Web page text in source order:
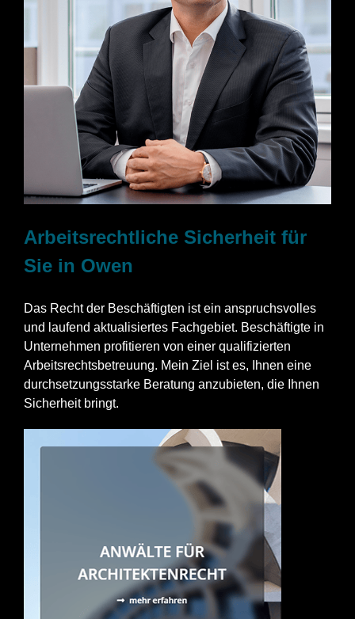
Arbeitsrechtliche Sicherheit für
Sie in Owen
Das Recht der Beschäftigten ist ein anspruchsvolles
und laufend aktualisiertes Fachgebiet. Beschäftigte in
Unternehmen profitieren von einer qualifizierten
Arbeitsrechtsbetreuung. Mein Ziel ist es, Ihnen eine
durchsetzungsstarke Beratung anzubieten, die Ihnen
Sicherheit bringt.